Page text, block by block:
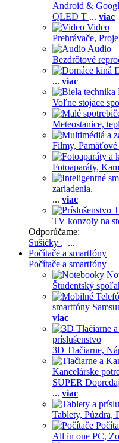
Android &
QLED T ... viac
Video
Prehrávače,
Audio
Bezdrôtové
... viac
Voľne stojace
Meteostanice,
Filmy, Pamäťové
Fotoaparáty,
zariadenia.
... viac
TV konzoly na
Odporúčame:
Sušičky , ...
Počítače a smartfóny
Počítače a smartfóny
Študentský
smartfóny
viac
príslušenstvo
3D Tlačiarne,
Kancelárske
SUPER
... viac
Tablety, Púzdra,
All in one PC,